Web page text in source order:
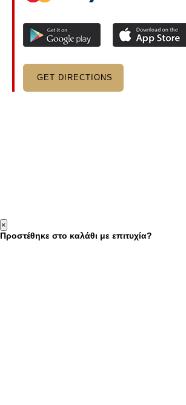
GET DIRECTIONS
×
Προστέθηκε στο καλάθι με επιτυχία?